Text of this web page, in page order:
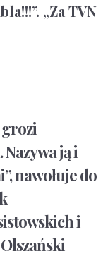
„Za TVN
ją i
nawołuje do
i